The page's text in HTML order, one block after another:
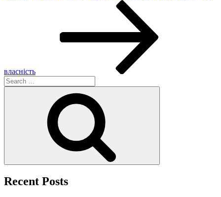
власність
Search
for:
Recent Posts